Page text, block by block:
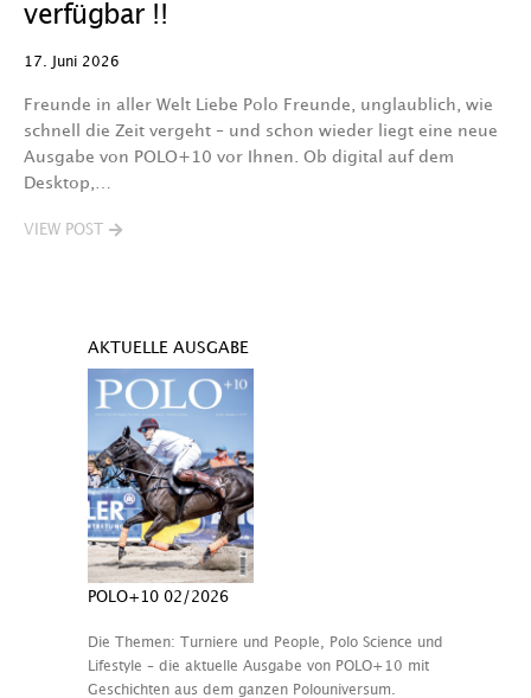
verfügbar !!
17. Juni 2026
Freunde in aller Welt Liebe Polo Freunde, unglaublich, wie
schnell die Zeit vergeht – und schon wieder liegt eine neue
Ausgabe von POLO+10 vor Ihnen. Ob digital auf dem
Desktop,…
VIEW POST
AKTUELLE AUSGABE
POLO+10 02/2026
Die Themen: Turniere und People, Polo Science und
Lifestyle – die aktuelle Ausgabe von POLO+10 mit
Geschichten aus dem ganzen Polouniversum.